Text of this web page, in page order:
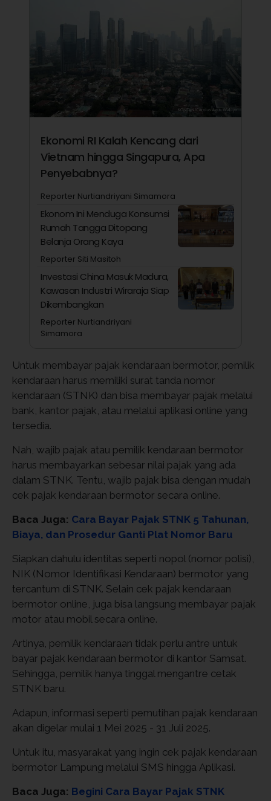
Ekonomi RI Kalah Kencang dari
Vietnam hingga Singapura, Apa
Penyebabnya?
Reporter Nurtiandriyani Simamora
Ekonom Ini Menduga Konsumsi
Rumah Tangga Ditopang
Belanja Orang Kaya
Reporter Siti Masitoh
Investasi China Masuk Madura,
Kawasan Industri Wiraraja Siap
Dikembangkan
Reporter Nurtiandriyani
Simamora
Untuk membayar pajak kendaraan bermotor, pemilik
kendaraan harus memiliki surat tanda nomor
kendaraan (STNK) dan bisa membayar pajak melalui
bank, kantor pajak, atau melalui aplikasi online yang
tersedia.
Nah, wajib pajak atau pemilik kendaraan bermotor
harus membayarkan sebesar nilai pajak yang ada
dalam STNK. Tentu, wajib pajak bisa dengan mudah
cek pajak kendaraan bermotor secara online.
Baca Juga: Cara Bayar Pajak STNK 5 Tahunan,
Biaya, dan Prosedur Ganti Plat Nomor Baru
Siapkan dahulu identitas seperti nopol (nomor polisi),
NIK (Nomor Identifikasi Kendaraan) bermotor yang
tercantum di STNK. Selain cek pajak kendaraan
bermotor online, juga bisa langsung membayar pajak
motor atau mobil secara online.
Artinya, pemilik kendaraan tidak perlu antre untuk
bayar pajak kendaraan bermotor di kantor Samsat.
Sehingga, pemilik hanya tinggal mengantre cetak
STNK baru.
Adapun, informasi seperti pemutihan pajak kendaraan
akan digelar mulai 1 Mei 2025 - 31 Juli 2025.
Untuk itu, masyarakat yang ingin cek pajak kendaraan
bermotor Lampung melalui SMS hingga Aplikasi.
Baca Juga: Begini Cara Bayar Pajak STNK